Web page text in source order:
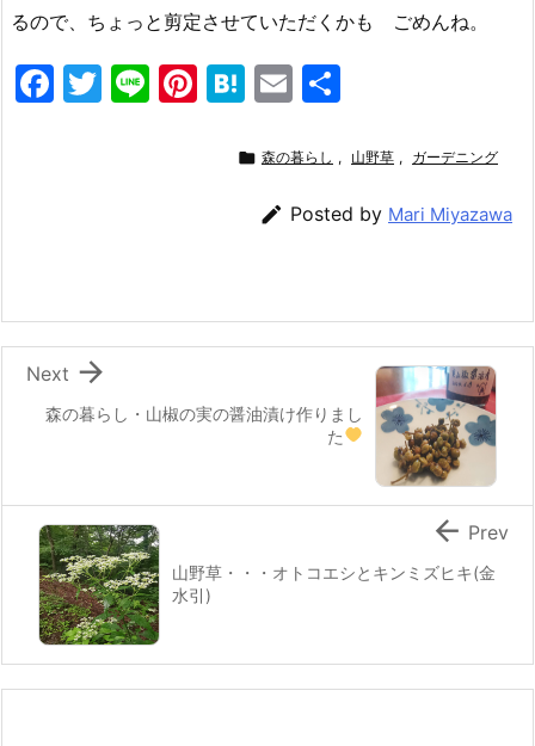
るので、ちょっと剪定させていただくかも ごめんね。
F
o
k
T
Li Pi H
e
a
E
ai
l
 森の暮らし , 山野草 , ガーデニング
 Posted by Mari Miyazawa
森の暮らし・山椒の実の醤油漬け作りまし
た

Next
山野草・・・オトコエシとキンミズヒキ(金
水引)
 Prev